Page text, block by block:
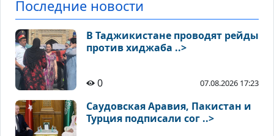
Последние новости
В Таджикистане проводят рейды
против хиджаба ..>
0 07.08.2026 17:23
Саудовская Аравия, Пакистан и
Турция подписали сог ..>